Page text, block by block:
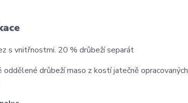
s vnitřnostmi. 20 % drůbeží separát
drůbeží maso z kostí jatečně